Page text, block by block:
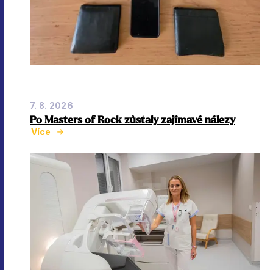
7. 8. 2026
Po Masters of Rock zůstaly zajímavé nálezy
Více